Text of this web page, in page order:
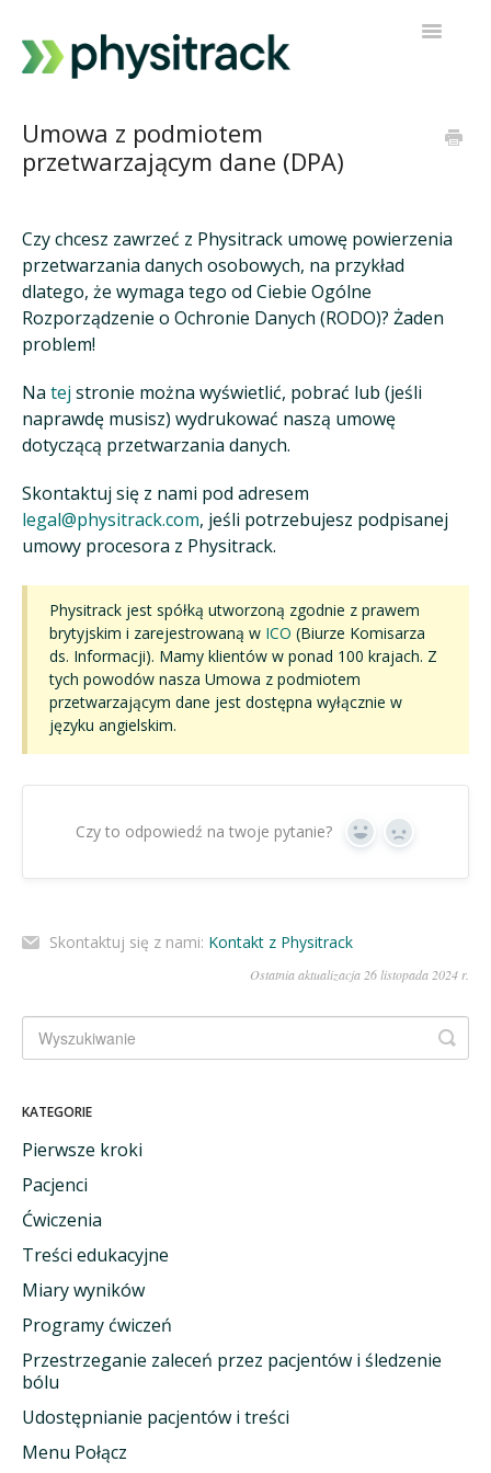
Przełącz
PT Direct
Umowa z podmiotem
przetwarzającym dane (DPA)
Czy chcesz zawrzeć z Physitrack umowę powierzenia
przetwarzania danych osobowych, na przykład
dlatego, że wymaga tego od Ciebie Ogólne
Rozporządzenie o Ochronie Danych (RODO)? Żaden
problem!
Na tej stronie można wyświetlić, pobrać lub (jeśli
naprawdę musisz) wydrukować naszą umowę
dotyczącą przetwarzania danych.
Skontaktuj się z nami pod adresem
legal@physitrack.com, jeśli potrzebujesz podpisanej
umowy procesora z Physitrack.
Physitrack jest spółką utworzoną zgodnie z prawem
brytyjskim i zarejestrowaną w ICO (Biurze Komisarza
ds. Informacji). Mamy klientów w ponad 100 krajach. Z
tych powodów nasza Umowa z podmiotem
przetwarzającym dane jest dostępna wyłącznie w
języku angielskim.
Czy to odpowiedź na twoje pytanie? Tak Nie
Skontaktuj się z nami: Kontakt z Physitrack
Ostatnia aktualizacja 26 listopada 2024 r.
KATEGORIE
Pierwsze kroki
Pacjenci
Ćwiczenia
Treści edukacyjne
Miary wyników
Programy ćwiczeń
Przestrzeganie zaleceń przez pacjentów i śledzenie
bólu
Udostępnianie pacjentów i treści
Menu Połącz